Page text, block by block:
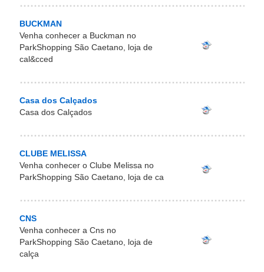
BUCKMAN
Venha conhecer a Buckman no
ParkShopping São Caetano, loja de
cal&cced
Casa dos Calçados
Casa dos Calçados
CLUBE MELISSA
Venha conhecer o Clube Melissa no
ParkShopping São Caetano, loja de ca
CNS
Venha conhecer a Cns no
ParkShopping São Caetano, loja de
calça